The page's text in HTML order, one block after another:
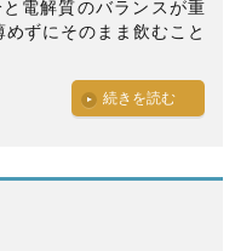
電解質のバランスが重
ずにそのまま飲むこと
続きを読む